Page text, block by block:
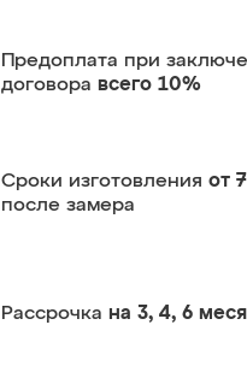
Предоплата при
договора всего 10%
Сроки изготовления от
после замера
Рассрочка на 3, 4, 6